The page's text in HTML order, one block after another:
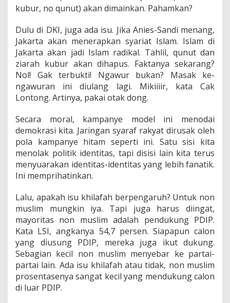
kubur, no qunut) akan dimainkan. Pahamkan?
Dulu di DKI, juga ada isu. Jika Anies-Sandi menang,
Jakarta akan menerapkan syariat Islam. Islam di
Jakarta akan jadi Islam radikal. Tahlil, qunut dan
ziarah kubur akan dihapus. Faktanya sekarang?
Nol! Gak terbukti! Ngawur bukan? Masak ke-
ngawuran ini diulang lagi. Mikiiiir, kata Cak
Lontong. Artinya, pakai otak dong.
Secara moral, kampanye model ini menodai
demokrasi kita. Jaringan syaraf rakyat dirusak oleh
pola kampanye hitam seperti ini. Satu sisi kita
menolak politik identitas, tapi disisi lain kita terus
menyuarakan identitas-identitas yang lebih fanatik.
Ini memprihatinkan.
Lalu, apakah isu khilafah berpengaruh? Untuk non
muslim mungkin iya. Tapi juga harus diingat,
mayoritas non muslim adalah pendukung PDIP.
Kata LSI, angkanya 54,7 persen. Siapapun calon
yang diusung PDIP, mereka juga ikut dukung.
Sebagian kecil non muslim menyebar ke partai-
partai lain. Ada isu khilafah atau tidak, non muslim
prosentasenya sangat kecil yang mendukung calon
di luar PDIP.